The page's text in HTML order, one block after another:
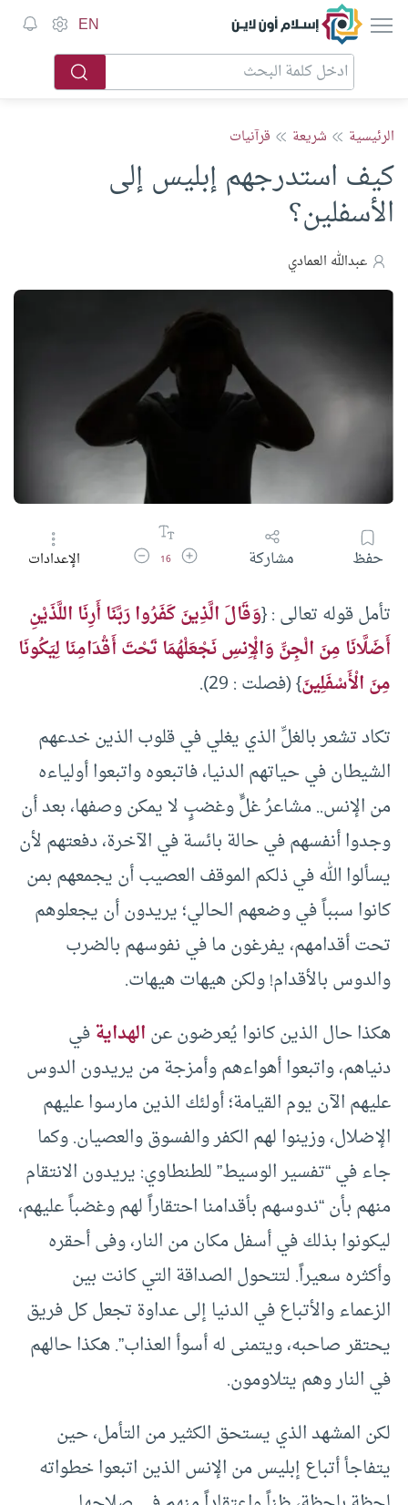
إسلام أون لاين EN
الرئيسية شريعة قرآنيات
كيف استدرجهم إبليس إلى
الأسفلين؟
عبدالله العمادي
حفظ مشاركة زيادة حجم الخط
16 تقليل حجم الخطالإعدادات
تأمل قوله تعالى : {وَقَالَ الَّذِينَ كَفَرُوا رَبَّنَا أَرِنَا اللَّذَيْنِ
أَضَلَّانَا مِنَ الْجِنِّ وَالْإِنسِ نَجْعَلْهُمَا تَحْتَ أَقْدَامِنَا لِيَكُونَا
مِنَ الْأَسْفَلِينَ} (فصلت : 29).
تكاد تشعر بالغلِّ الذي يغلي في قلوب الذين خدعهم
الشيطان في حياتهم الدنيا، فاتبعوه واتبعوا أولياءه
من الإنس.. مشاعرُ غلٍّ وغضبٍ لا يمكن وصفها، بعد أن
وجدوا أنفسهم في حالة بائسة في الآخرة، دفعتهم لأن
يسألوا الله في ذلكم الموقف العصيب أن يجمعهم بمن
كانوا سبباً في وضعهم الحالي؛ يريدون أن يجعلوهم
تحت أقدامهم، يفرغون ما في نفوسهم بالضرب
والدوس بالأقدام! ولكن هيهات هيهات.
هكذا حال الذين كانوا يُعرضون عنالهدايةفي
دنياهم، واتبعوا أهواءهم وأمزجة من يريدون الدوس
عليهم الآن يوم القيامة؛ أولئك الذين مارسوا عليهم
الإضلال، وزينوا لهم الكفر والفسوق والعصيان. وكما
جاء في “تفسير الوسيط” للطنطاوي: يريدون الانتقام
منهم بأن “ندوسهم بأقدامنا احتقاراً لهم وغضباً عليهم،
ليكونوا بذلك في أسفل مكان من النار، وفى أحقره
وأكثره سعيراً. لتتحول الصداقة التي كانت بين
الزعماء والأتباع في الدنيا إلى عداوة تجعل كل فريق
يحتقر صاحبه، ويتمنى له أسوأ العذاب”. هكذا حالهم
في النار وهم يتلاومون.
لكن المشهد الذي يستحق الكثير من التأمل، حين
يتفاجأ أتباع إبليس من الإنس الذين اتبعوا خطواته